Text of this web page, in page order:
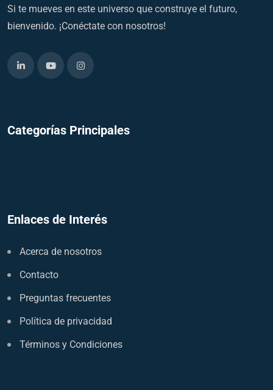
Si te mueves en este universo que construye el futuro,
bienvenido. ¡Conéctate con nosotros!
Categorías Principales
Enlaces de Interés
Acerca de nosotros
Contacto
Preguntas frecuentes
Política de privacidad
Términos y Condiciones